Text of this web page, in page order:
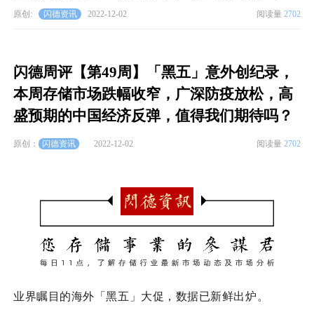
原创: 闪德资讯 2022-12-02 阅读量 2702
闪德周评【第49周】「黑五」意外创纪录，
本周存储市场跌幅收窄，广深防疫放松，高
盛预期的中国经济反弹，值得我们期待吗？
原创： 闪德资讯 2022-12-02 阅读量 2702
业界瞩目的海外「黑五」大促，数据已新鲜出炉。